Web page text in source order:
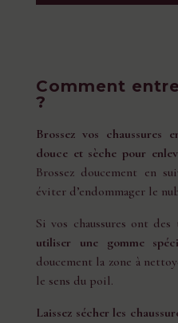
Comment
?
Brossez vos chaussures
douce et sèche pour
Brossez doucement en
éviter d’endommager le
Si vos chaussures ont des
utiliser une gomme
doucement la zone à
le sens du poil.
Laissez sécher les